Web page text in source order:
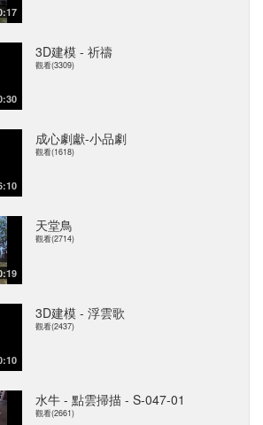
3D建模 - 祈禱
觀看(3309)
成心劇獻-小品劇
觀看(1618)
天堂鳥
觀看(2714)
3D建模 - 浮雲歌
觀看(2437)
水牛 - 點雲掃描 - S-047-01
觀看(2661)